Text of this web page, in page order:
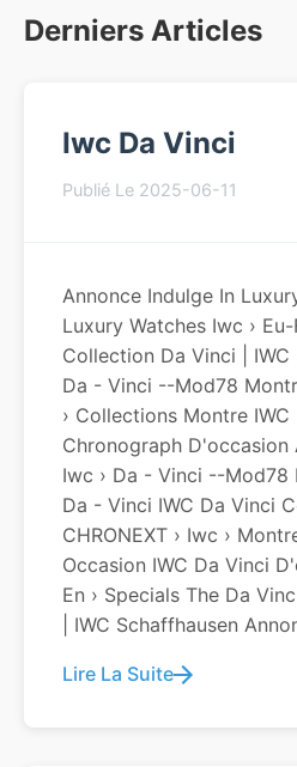
Derniers Articles
Iwc Da Vinci
Publié Le 2025-06-11
Annonce Indulge In
Luxury Watches Iwc ›
Collection Da Vinci | IWC
Da - Vinci --Mod78
› Collections Montre IWC
Chronograph D'occasion
Iwc › Da - Vinci --Mod78
Da - Vinci IWC Da Vinci
CHRONEXT › Iwc ›
Occasion IWC Da Vinci
En › Specials The Da
| IWC Schaffhausen
Lire La Suite